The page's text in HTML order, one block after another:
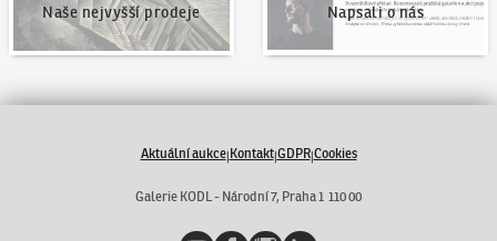
Naše nejvyšší prodeje Napsali o nás
Aktuální aukce|Kontakt|GDPR|Cookies
Galerie KODL - Národní 7, Praha 1 110 00